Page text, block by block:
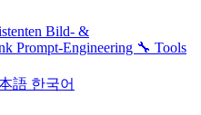
Bild- &
Prompt-Engineering 🔧 Tools
語 한국어